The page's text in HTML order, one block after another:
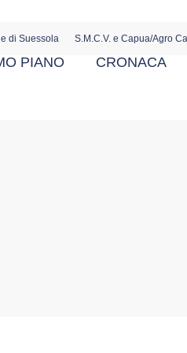
di Suessola S.M.C.V. e Capua/Agro
PIANO CRONACA